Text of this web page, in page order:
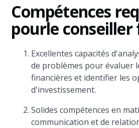
Compétences
pourle
Excellentes capacités
de problèmes pour évaluer
financières et identifier les
d'investissement.
Solides compétences en
communication et de